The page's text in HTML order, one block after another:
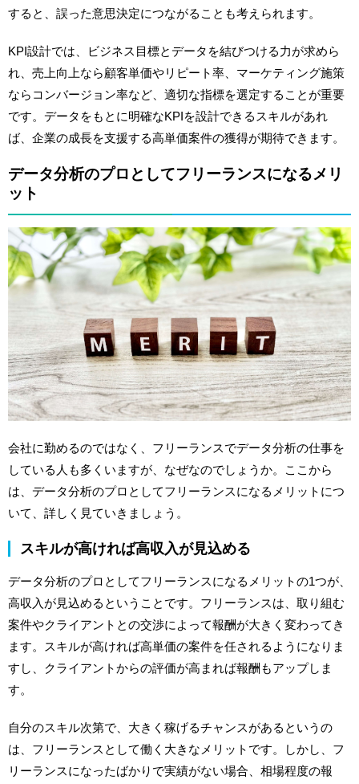
すると、誤った意思決定につながることも考えられます。
KPI設計では、ビジネス目標とデータを結びつける力が求めら
れ、売上向上なら顧客単価やリピート率、マーケティング施策
ならコンバージョン率など、適切な指標を選定することが重要
です。データをもとに明確なKPIを設計できるスキルがあれ
ば、企業の成長を支援する高単価案件の獲得が期待できます。
データ分析のプロとしてフリーランスになるメリ
ット
会社に勤めるのではなく、フリーランスでデータ分析の仕事を
している人も多くいますが、なぜなのでしょうか。ここから
は、データ分析のプロとしてフリーランスになるメリットにつ
いて、詳しく見ていきましょう。
スキルが高ければ高収入が見込める
データ分析のプロとしてフリーランスになるメリットの1つが、
高収入が見込めるということです。フリーランスは、取り組む
案件やクライアントとの交渉によって報酬が大きく変わってき
ます。スキルが高ければ高単価の案件を任されるようになりま
すし、クライアントからの評価が高まれば報酬もアップしま
す。
自分のスキル次第で、大きく稼げるチャンスがあるというの
は、フリーランスとして働く大きなメリットです。しかし、フ
リーランスになったばかりで実績がない場合、相場程度の報